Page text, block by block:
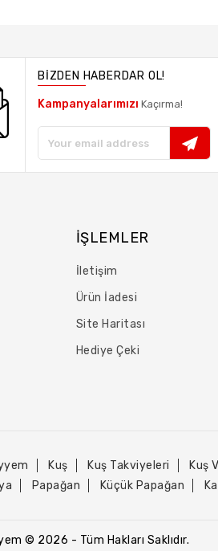
BIZDEN HABERDAR OL!
Kampanyalarımızı Kaçırma!
İŞLEMLER
İletişim
Ürün İadesi
Site Haritası
Hediye Çeki
Kuş Kuş Takviyeleri Kuş
Papağan Küçük Papağan
© 2026 - Tüm Hakları Saklıdır.